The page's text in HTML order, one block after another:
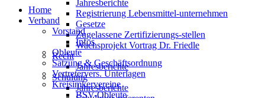
Jahresberichte
Registrierung Lebensmittel-unternehmen
Gesetze
Zugelassene Zertifizierungs-stellen
Wachsprojekt Vortrag Dr. Friedle
Recht
Jahresberichte
Schulung
Jahresberichte
Home
Verband
Vorstand
Infos
Obleute
Satzung & Geschäftsordnung
Vertretervers. Unterlagen
Kreisimkervereine
BSV-Obleute